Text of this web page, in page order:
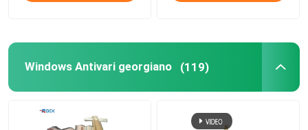
Windows Antivari georgiano (119)